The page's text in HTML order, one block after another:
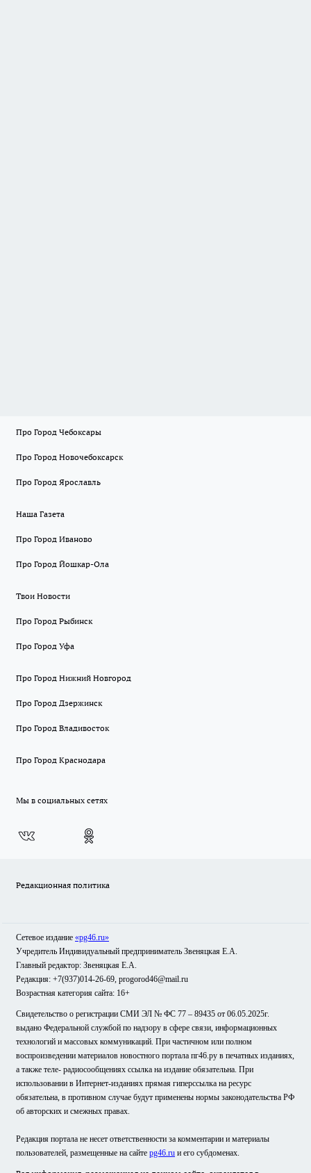
Про Город Чебоксары
Про Город Новочебоксарск
Про Город Ярославль
Наша Газета
Про Город Иваново
Про Город Йошкар-Ола
Твои Новости
Про Город Рыбинск
Про Город Уфа
Про Город Нижний Новгород
Про Город Дзержинск
Про Город Владивосток
Про Город Краснодара
Мы в социальных сетях
Редакционная политика
Сетевое издание «pg46.ru»
Учредитель Индивидуальный предприниматель Звеняцкая Е.А.
Главный редактор: Звеняцкая Е.А.
Редакция: +7(937)014-26-69, progorod46@mail.ru
Возрастная категория сайта: 16+
Свидетельство о регистрации СМИ ЭЛ № ФС 77 – 89435 от 06.05.2025г.
выдано Федеральной службой по надзору в сфере связи, информационных
технологий и массовых коммуникаций. При частичном или полном
воспроизведении материалов новостного портала пг46.ру в печатных изданиях,
а также теле- радиосообщениях ссылка на издание обязательна. При
использовании в Интернет-изданиях прямая гиперссылка на ресурс
обязательна, в противном случае будут применены нормы законодательства РФ
об авторских и смежных правах.
Редакция портала не несет ответственности за комментарии и материалы
пользователей, размещенные на сайте pg46.ru и его субдоменах.